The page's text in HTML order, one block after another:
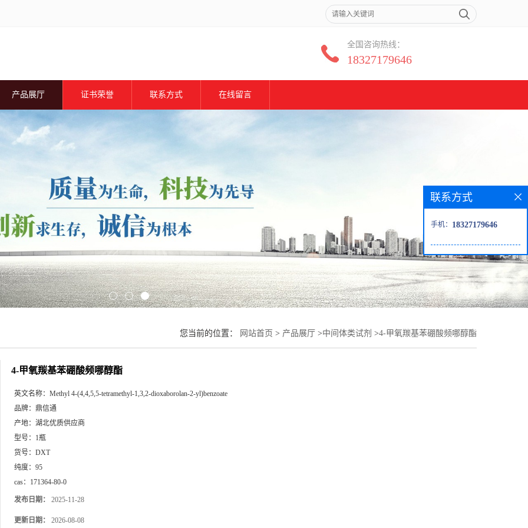
全国咨询热线：
18327179646
产品展厅 证书荣誉 联系方式 在线留言
您当前的位置： 网站首页 > 产品展厅 >中间体类试剂 >4-甲氧羰基苯硼酸频哪醇酯
4-甲氧羰基苯硼酸频哪醇酯
英文名称： Methyl 4-(4,4,5,5-tetramethyl-1,3,2-dioxaborolan-2-yl)benzoate
品牌： 鼎信通
产地： 湖北优质供应商
型号： 1瓶
货号： DXT
纯度： 95
cas： 171364-80-0
发布日期： 2025-11-28
更新日期： 2026-08-08
联系方式
手机： 18327179646